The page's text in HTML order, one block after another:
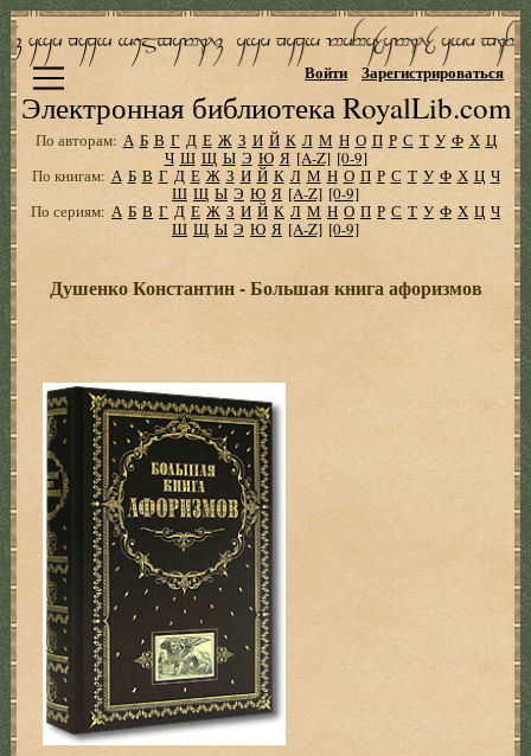
Электронная библиотека RoyalLib.com
Войти Зарегистрироваться
По авторам: А Б В Г Д Е Ж З И Й К Л М Н О П Р С Т У Ф Х Ц
Ч Ш Щ Ы Э Ю Я [A-Z] [0-9]
По книгам: А Б В Г Д Е Ж З И Й К Л М Н О П Р С Т У Ф Х Ц Ч
Ш Щ Ы Э Ю Я [A-Z] [0-9]
По сериям: А Б В Г Д Е Ж З И Й К Л М Н О П Р С Т У Ф Х Ц Ч
Ш Щ Ы Э Ю Я [A-Z] [0-9]
Душенко Константин - Большая книга афоризмов